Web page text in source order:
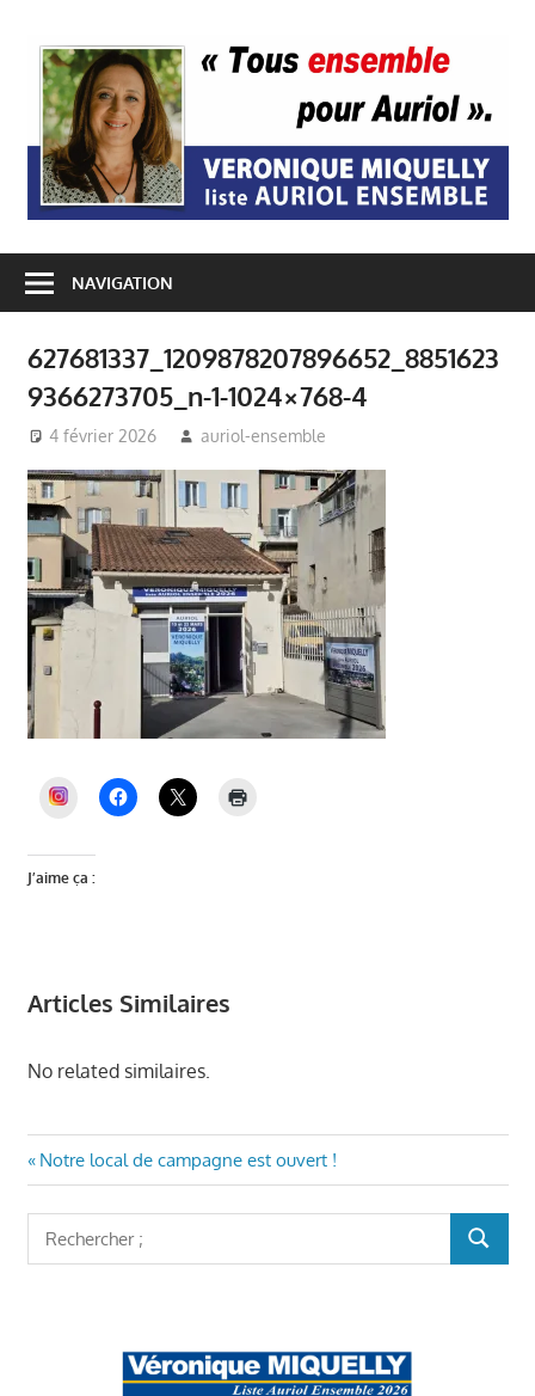
contenu
NAVIGATION
627681337_1209878207896652_8851623
9366273705_n-1-1024×768-4
4 février 2026 auriol-ensemble
INSTAGRAM
J’aime ça :
Articles Similaires
No related similaires.
Navigation
de
l’article
Article
précédent
:
Notre local de campagne est ouvert !